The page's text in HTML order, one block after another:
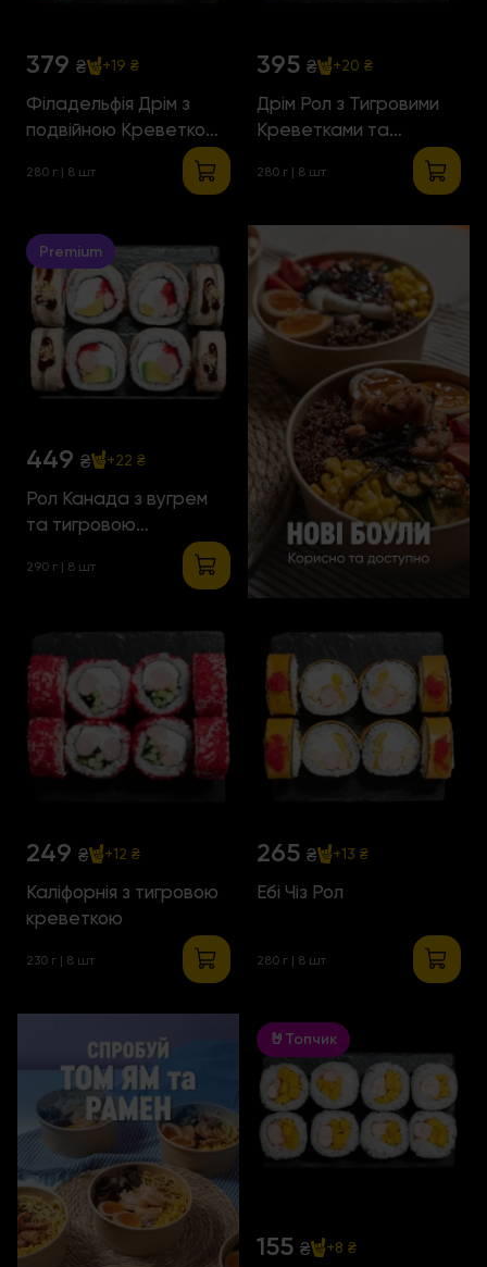
379 ₴ +19 ₴
Філадельфія Дрім з
подвійною Креветкою
280 г | 8 шт
395 ₴ +20 ₴
Дрім Рол з Тигровими
Креветками та
Атлантичним Лососем
280 г | 8 шт
Premium
449 ₴ +22 ₴
Рол Канада з вугрем
та тигровою
290 г | 8 шт
249 ₴ +12 ₴
Каліфорнія з тигровою
креветкою
230 г | 8 шт
265 ₴ +13 ₴
Ебі Чіз Рол
280 г | 8 шт
🤘Топчик
155 ₴ +8 ₴